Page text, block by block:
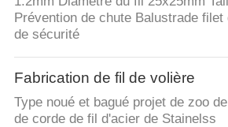
POLITIQUE
DE
CONFIDENTIALITÉ
Prévention de chute Balustrade filet
de sécurité
Fabrication de fil de volière
Type noué et bagué projet de zoo
de corde de fil d'acier de Stainelss